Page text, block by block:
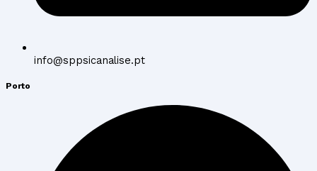
info@sppsicanalise.pt
Porto